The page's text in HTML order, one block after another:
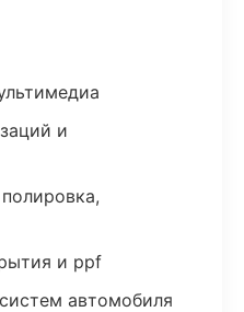
и
и ppf
автомобиля